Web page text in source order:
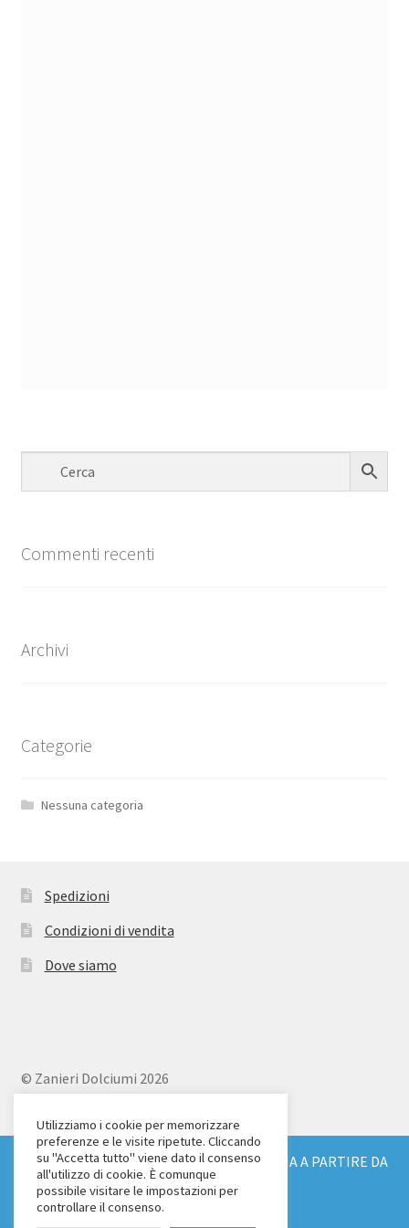
SPEDIZIONE GRATUITA IN TUTTA ITALIA A PARTIRE DA
€ 150
Ignora
Commenti recenti
Archivi
Categorie
Nessuna categoria
Spedizioni
Condizioni di vendita
Dove siamo
© Zanieri Dolciumi 2026
Via Alfieri 18
Scandicci (FI)
Tel. 055 2571707
C.F. e P.IVA: 04904430487
Utilizziamo i cookie per memorizzare
preferenze e le visite ripetute. Cliccando
su "Accetta tutto" viene dato il consenso
all'utilizzo di cookie. È comunque
possibile visitare le impostazioni per
controllare il consenso.